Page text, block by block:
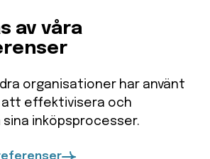
av våra
organisationer har använt
att effektivisera och
inköpsprocesser.